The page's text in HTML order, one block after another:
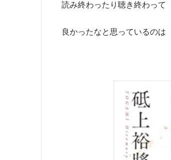
読み終わったり聴き終わって
良かったなと思っているのは